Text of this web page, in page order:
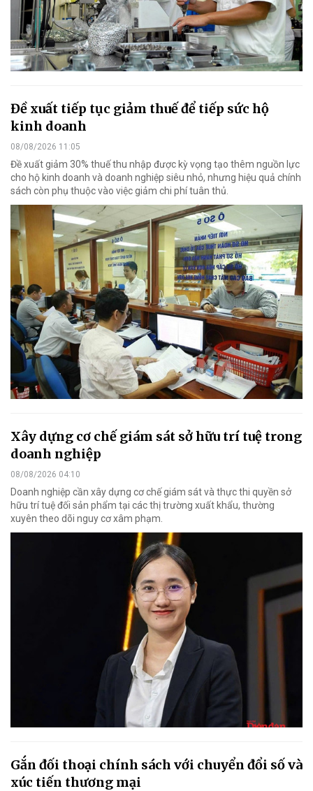
Đề xuất tiếp tục giảm thuế để tiếp sức hộ
kinh doanh
08/08/2026 11:05
Đề xuất giảm 30% thuế thu nhập được kỳ vọng tạo thêm nguồn lực
cho hộ kinh doanh và doanh nghiệp siêu nhỏ, nhưng hiệu quả chính
sách còn phụ thuộc vào việc giảm chi phí tuân thủ.
Xây dựng cơ chế giám sát sở hữu trí tuệ trong
doanh nghiệp
08/08/2026 04:10
Doanh nghiệp cần xây dựng cơ chế giám sát và thực thi quyền sở
hữu trí tuệ đối sản phẩm tại các thị trường xuất khẩu, thường
xuyên theo dõi nguy cơ xâm phạm.
Gắn đối thoại chính sách với chuyển đổi số và
xúc tiến thương mại